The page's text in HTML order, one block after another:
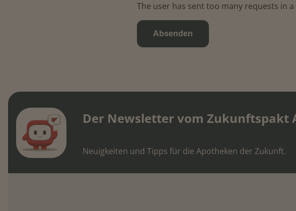
The user has sent too many requests in
Der Newsletter vom Zukunftspakt
Neuigkeiten und Tipps für die Apotheken der Zukunft.